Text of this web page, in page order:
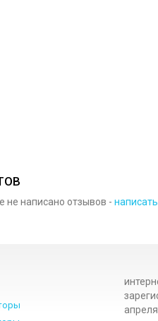
не написано отзывов -